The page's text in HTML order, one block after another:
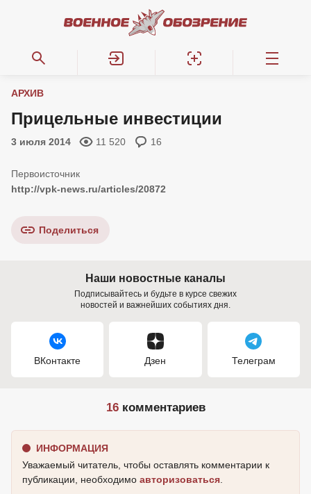
АРХИВ
Прицельные инвестиции
3 июля 2014 11 520 16
http://vpk-news.ru/articles/20872
Поделиться
Наши новостные каналы
Подписывайтесь и будьте в курсе свежих
новостей и важнейших событиях дня.
ВКонтакте Дзен Телеграм
16комментариев
ИНФОРМАЦИЯ
Уважаемый читатель, чтобы оставлять комментарии к
публикации, необходимо авторизоваться